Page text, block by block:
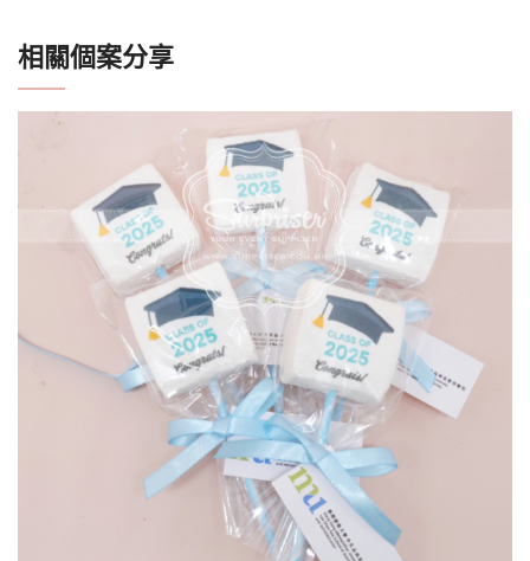
相關個案分享